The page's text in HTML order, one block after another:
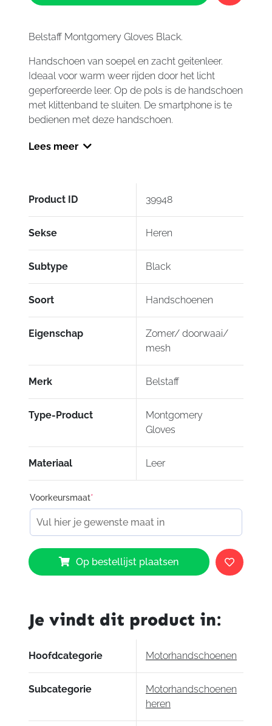
Gloves
Belstaff Montgomery Gloves Black.
Handschoen van soepel en zacht geitenleer.
Ideaal voor warm weer rijden door het licht
geperforeerde leer. Op de pols is de handschoen
met klittenband te sluiten. De smartphone is te
bedienen met deze handschoen.
Lees meer
Product ID 39948
Sekse Heren
Subtype Black
Soort Handschoenen
Eigenschap
Zomer/ doorwaai/
mesh
Merk Belstaff
Type-Product
Montgomery
Gloves
Materiaal Leer
Voorkeursmaat*
Belstaff
Montgomery
Gloves
Op bestellijst plaatsen
Je vindt dit product in:
Hoofdcategorie Motorhandschoenen
Subcategorie
Motorhandschoenen
heren